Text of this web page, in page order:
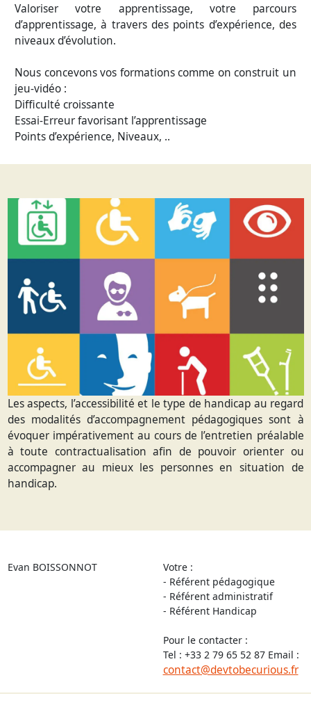
Valoriser votre apprentissage, votre parcours
d’apprentissage, à travers des points d’expérience, des
niveaux d’évolution.
Nous concevons vos formations comme on construit un
jeu-vidéo :
Difficulté croissante
Essai-Erreur favorisant l’apprentissage
Points d’expérience, Niveaux, ..
Les aspects, l’accessibilité et le type de handicap au regard
des modalités d’accompagnement pédagogiques sont à
évoquer impérativement au cours de l’entretien préalable
à toute contractualisation afin de pouvoir orienter ou
accompagner au mieux les personnes en situation de
handicap.
Evan BOISSONNOT
Votre :
- Référent pédagogique
- Référent administratif
- Référent Handicap
Pour le contacter :
Tel : +33 2 79 65 52 87 Email :
contact@devtobecurious.fr